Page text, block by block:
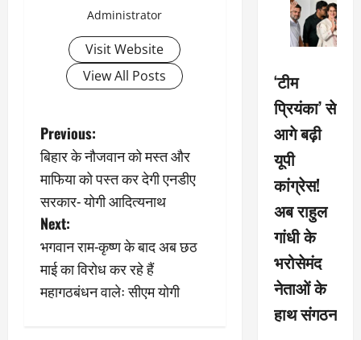
Administrator
Visit Website
View All Posts
P
o
s
t
n
a
Previous:
बिहार के नौजवान को मस्त और
माफिया को पस्त कर देगी एनडीए
सरकार- योगी आदित्यनाथ
Next:
भगवान राम-कृष्ण के बाद अब छठ
माई का विरोध कर रहे हैं
महागठबंधन वालेः सीएम योगी
‘टीम
प्रियंका’ से
आगे बढ़ी
यूपी
कांग्रेस!
अब राहुल
गांधी के
भरोसेमंद
नेताओं के
हाथ संगठन